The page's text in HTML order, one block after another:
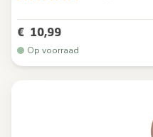
€ 10,99
Op voorraad